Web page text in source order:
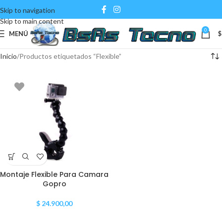
Skip to navigation
Skip to main content
MENÚ 0 $
Inicio Productos etiquetados “Flexible”
Montaje Flexible Para Camara
Gopro
$ 24.900,00